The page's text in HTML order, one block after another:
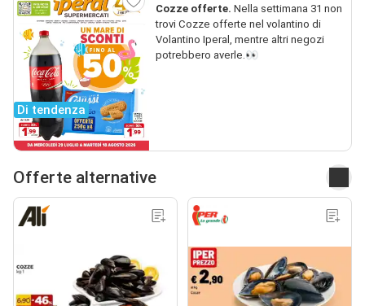
Di tendenza
Cozze offerte. Nella settimana 31 non
trovi Cozze offerte nel volantino di
Volantino Iperal, mentre altri negozi
potrebbero averle.👀
Offerte alternative